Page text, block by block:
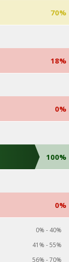
70%
18%
0%
100%
0%
0% - 40%
41% - 55%
56% - 70%